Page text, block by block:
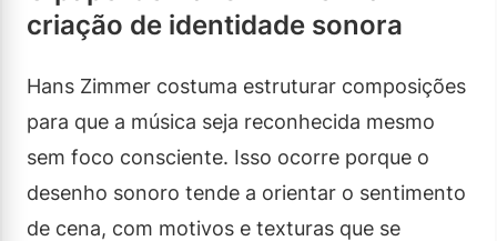
criação de identidade sonora
Hans Zimmer costuma estruturar composições
para que a música seja reconhecida mesmo
sem foco consciente. Isso ocorre porque o
desenho sonoro tende a orientar o sentimento
de cena, com motivos e texturas que se